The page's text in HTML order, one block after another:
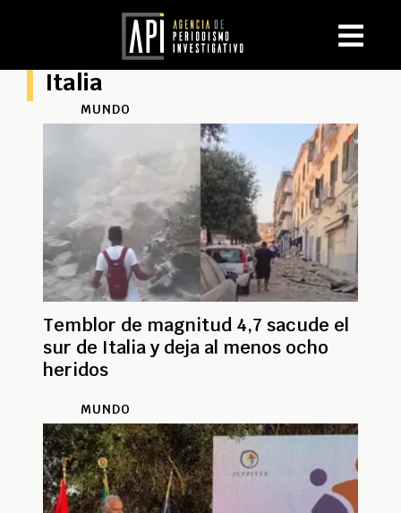
Italia
MUNDO
Temblor de magnitud 4,7 sacude el
sur de Italia y deja al menos ocho
heridos
MUNDO